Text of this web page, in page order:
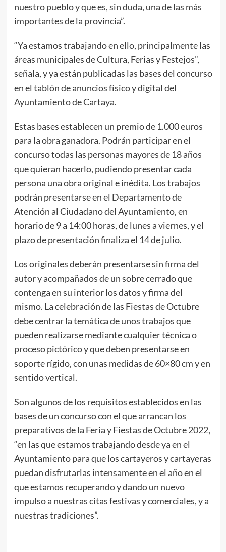
nuestro pueblo y que es, sin duda, una de las más
importantes de la provincia”.
“Ya estamos trabajando en ello, principalmente las
áreas municipales de Cultura, Ferias y Festejos”,
señala, y ya están publicadas las bases del concurso
en el tablón de anuncios físico y digital del
Ayuntamiento de Cartaya.
Estas bases establecen un premio de 1.000 euros
para la obra ganadora. Podrán participar en el
concurso todas las personas mayores de 18 años
que quieran hacerlo, pudiendo presentar cada
persona una obra original e inédita. Los trabajos
podrán presentarse en el Departamento de
Atención al Ciudadano del Ayuntamiento, en
horario de 9 a 14:00 horas, de lunes a viernes, y el
plazo de presentación finaliza el 14 de julio.
Los originales deberán presentarse sin firma del
autor y acompañados de un sobre cerrado que
contenga en su interior los datos y firma del
mismo. La celebración de las Fiestas de Octubre
debe centrar la temática de unos trabajos que
pueden realizarse mediante cualquier técnica o
proceso pictórico y que deben presentarse en
soporte rígido, con unas medidas de 60×80 cm y en
sentido vertical.
Son algunos de los requisitos establecidos en las
bases de un concurso con el que arrancan los
preparativos de la Feria y Fiestas de Octubre 2022,
“en las que estamos trabajando desde ya en el
Ayuntamiento para que los cartayeros y cartayeras
puedan disfrutarlas intensamente en el año en el
que estamos recuperando y dando un nuevo
impulso a nuestras citas festivas y comerciales, y a
nuestras tradiciones”.